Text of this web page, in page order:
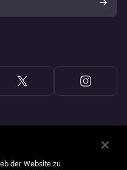
der Website zu